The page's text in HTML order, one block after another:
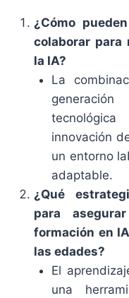
¿Cómo
colaborar para
la IA?
La
innovación
un entorno
adaptable.
¿Qué
para
formación en
las edades?
El
una